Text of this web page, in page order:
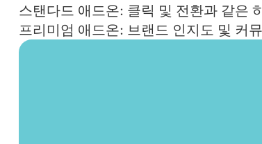
스탠다드 애드온: 클릭 및 전환과 같은
프리미엄 애드온: 브랜드 인지도 및 커